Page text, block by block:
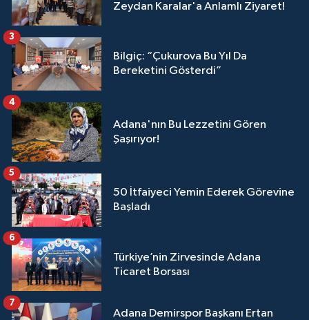
Zeydan Karalar'a Anlamlı Ziyaret!
Bilgiç: “Çukurova Bu Yıl Da
Bereketini Gösterdi”
3
Adana'nın Bu Lezzetini Gören
Şaşırıyor!
4
50 İtfaiyeci Yemin Ederek Görevine
Başladı
5
Türkiye’nin Zirvesinde Adana
Ticaret Borsası
6
Adana Demirspor Başkanı Ertan
7